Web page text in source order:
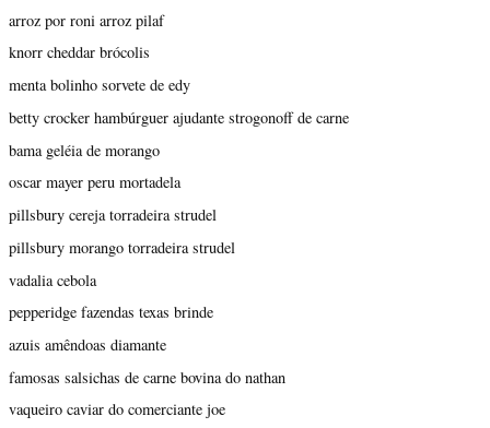
arroz por roni arroz pilaf
knorr cheddar brócolis
menta bolinho sorvete de edy
betty crocker hambúrguer ajudante strogonoff de carne
bama geléia de morango
oscar mayer peru mortadela
pillsbury cereja torradeira strudel
pillsbury morango torradeira strudel
vadalia cebola
pepperidge fazendas texas brinde
azuis amêndoas diamante
famosas salsichas de carne bovina do nathan
vaqueiro caviar do comerciante joe